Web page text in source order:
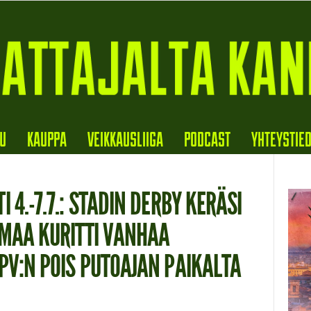
KAUPPA VEIKKAUSLIIGA PODCAST
4.-7.7.: STADIN DERBY KERÄSI
KURITTI VANHAA
POIS PUTOAJAN PAIKALTA